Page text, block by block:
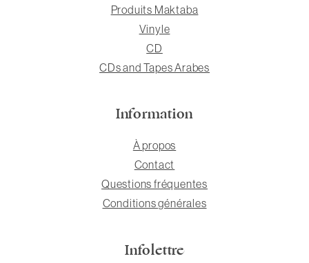
Produits Maktaba
Vinyle
CD
CDs and Tapes Arabes
Information
À propos
Contact
Questions fréquentes
Conditions générales
Infolettre